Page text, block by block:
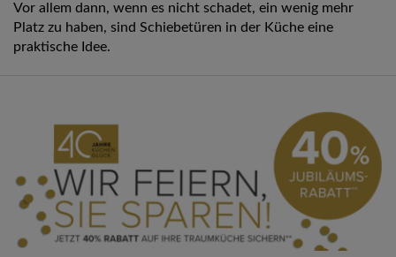
Vor allem dann, wenn es nicht schadet, ein wenig mehr
Platz zu haben, sind Schiebetüren in der Küche eine
praktische Idee.